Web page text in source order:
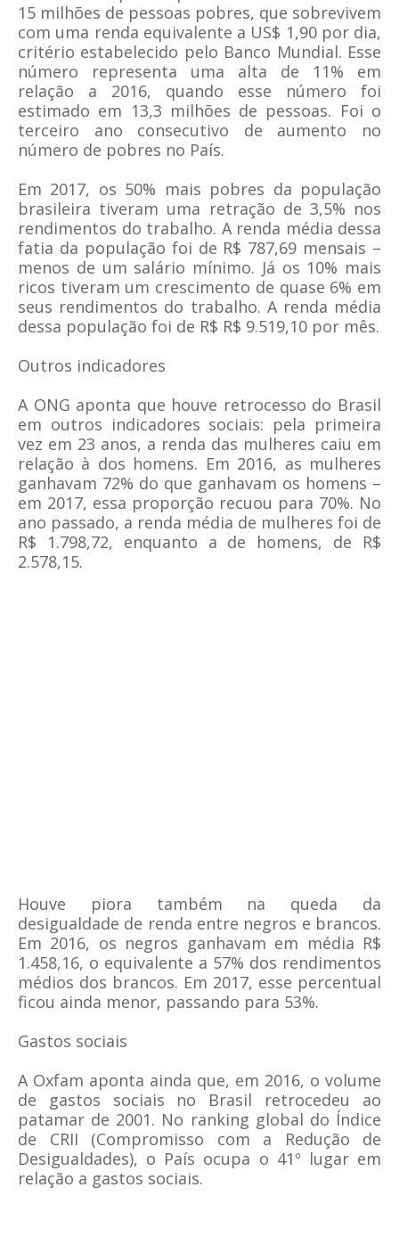
15 milhões de pessoas pobres, que sobrevivem
com uma renda equivalente a US$ 1,90 por dia,
critério estabelecido pelo Banco Mundial. Esse
número representa uma alta de 11% em
relação a 2016, quando esse número foi
estimado em 13,3 milhões de pessoas. Foi o
terceiro ano consecutivo de aumento no
número de pobres no País.
Em 2017, os 50% mais pobres da população
brasileira tiveram uma retração de 3,5% nos
rendimentos do trabalho. A renda média dessa
fatia da população foi de R$ 787,69 mensais –
menos de um salário mínimo. Já os 10% mais
ricos tiveram um crescimento de quase 6% em
seus rendimentos do trabalho. A renda média
dessa população foi de R$ R$ 9.519,10 por mês.
Outros indicadores
A ONG aponta que houve retrocesso do Brasil
em outros indicadores sociais: pela primeira
vez em 23 anos, a renda das mulheres caiu em
relação à dos homens. Em 2016, as mulheres
ganhavam 72% do que ganhavam os homens –
em 2017, essa proporção recuou para 70%. No
ano passado, a renda média de mulheres foi de
R$ 1.798,72, enquanto a de homens, de R$
2.578,15.
Houve piora também na queda da
desigualdade de renda entre negros e brancos.
Em 2016, os negros ganhavam em média R$
1.458,16, o equivalente a 57% dos rendimentos
médios dos brancos. Em 2017, esse percentual
ficou ainda menor, passando para 53%.
Gastos sociais
A Oxfam aponta ainda que, em 2016, o volume
de gastos sociais no Brasil retrocedeu ao
patamar de 2001. No ranking global do Índice
de CRII (Compromisso com a Redução de
Desigualdades), o País ocupa o 41º lugar em
relação a gastos sociais.